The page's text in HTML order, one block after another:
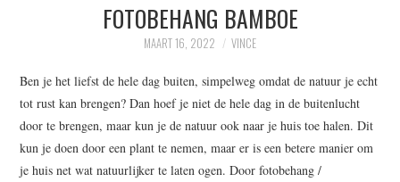
SITEMAP
WRITE FOR US –
COMPLETE GUIDELINES
FOTOBEHANG BAMBOE
MAART 16, 2022 VINCE
Ben je het liefst de hele dag buiten, simpelweg omdat de natuur je echt
tot rust kan brengen? Dan hoef je niet de hele dag in de buitenlucht
door te brengen, maar kun je de natuur ook naar je huis toe halen. Dit
kun je doen door een plant te nemen, maar er is een betere manier om
je huis net wat natuurlijker te laten ogen. Door fotobehang /